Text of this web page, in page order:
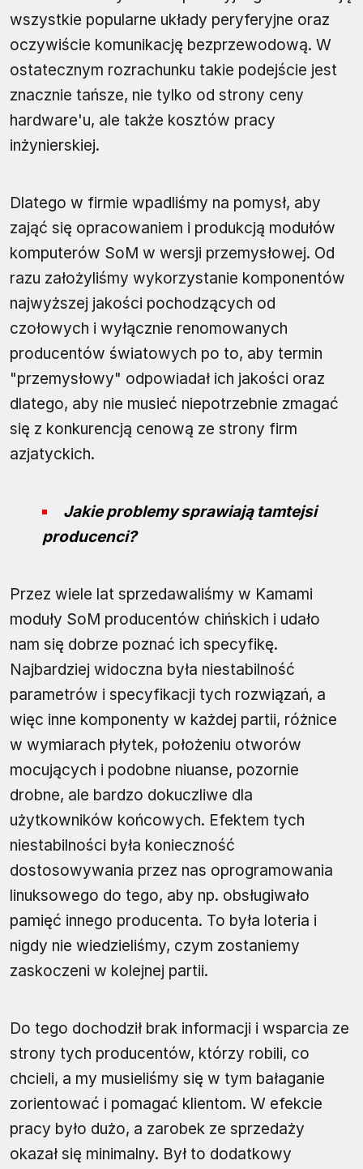
wszystkie popularne układy peryferyjne oraz
oczywiście komunikację bezprzewodową. W
ostatecznym rozrachunku takie podejście jest
znacznie tańsze, nie tylko od strony ceny
hardware'u, ale także kosztów pracy
inżynierskiej.
Dlatego w firmie wpadliśmy na pomysł, aby
zająć się opracowaniem i produkcją modułów
komputerów SoM w wersji przemysłowej. Od
razu założyliśmy wykorzystanie komponentów
najwyższej jakości pochodzących od
czołowych i wyłącznie renomowanych
producentów światowych po to, aby termin
"przemysłowy" odpowiadał ich jakości oraz
dlatego, aby nie musieć niepotrzebnie zmagać
się z konkurencją cenową ze strony firm
azjatyckich.
Jakie problemy sprawiają tamtejsi
producenci?
Przez wiele lat sprzedawaliśmy w Kamami
moduły SoM producentów chińskich i udało
nam się dobrze poznać ich specyfikę.
Najbardziej widoczna była niestabilność
parametrów i specyfikacji tych rozwiązań, a
więc inne komponenty w każdej partii, różnice
w wymiarach płytek, położeniu otworów
mocujących i podobne niuanse, pozornie
drobne, ale bardzo dokuczliwe dla
użytkowników końcowych. Efektem tych
niestabilności była konieczność
dostosowywania przez nas oprogramowania
linuksowego do tego, aby np. obsługiwało
pamięć innego producenta. To była loteria i
nigdy nie wiedzieliśmy, czym zostaniemy
zaskoczeni w kolejnej partii.
Do tego dochodził brak informacji i wsparcia ze
strony tych producentów, którzy robili, co
chcieli, a my musieliśmy się w tym bałaganie
zorientować i pomagać klientom. W efekcie
pracy było dużo, a zarobek ze sprzedaży
okazał się minimalny. Był to dodatkowy